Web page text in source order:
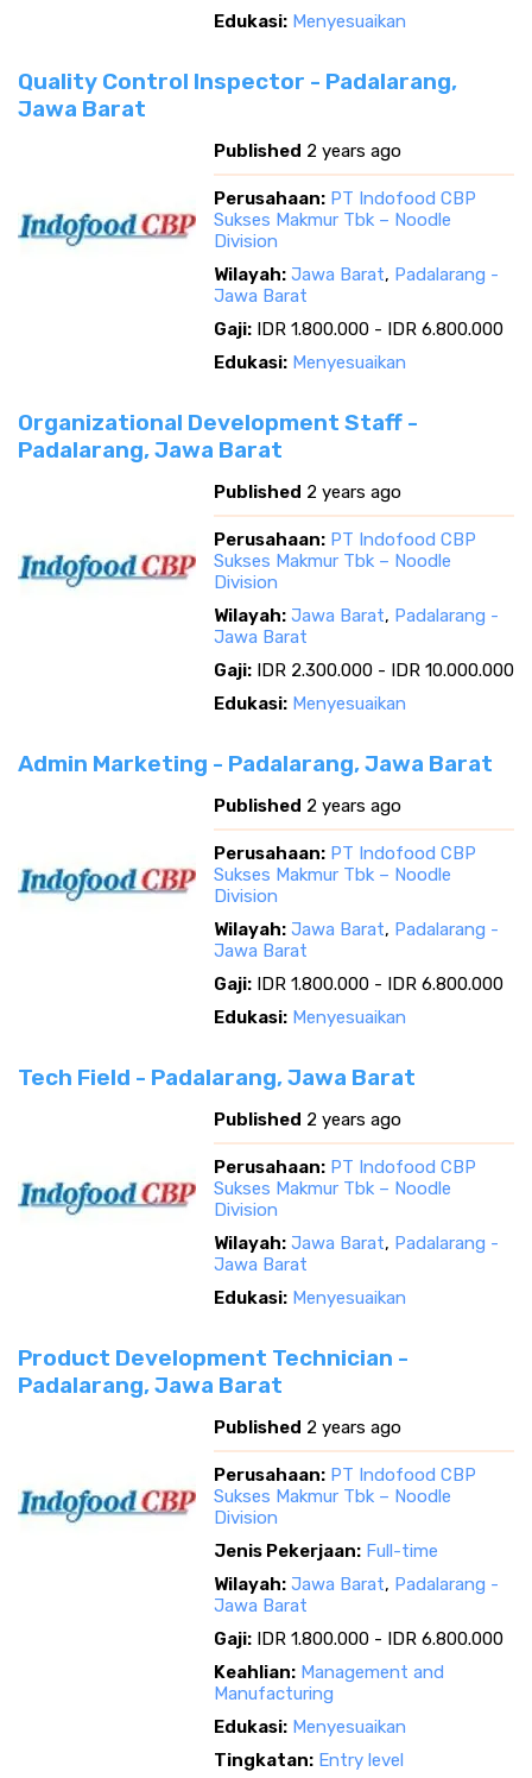
Edukasi: Menyesuaikan
Quality Control Inspector - Padalarang,
Jawa Barat
Published 2 years ago
Perusahaan: PT Indofood CBP
Sukses Makmur Tbk – Noodle
Division
Wilayah: Jawa Barat, Padalarang -
Jawa Barat
Gaji: IDR 1.800.000 - IDR 6.800.000
Edukasi: Menyesuaikan
Organizational Development Staff -
Padalarang, Jawa Barat
Published 2 years ago
Perusahaan: PT Indofood CBP
Sukses Makmur Tbk – Noodle
Division
Wilayah: Jawa Barat, Padalarang -
Jawa Barat
Gaji: IDR 2.300.000 - IDR 10.000.000
Edukasi: Menyesuaikan
Admin Marketing - Padalarang, Jawa Barat
Published 2 years ago
Perusahaan: PT Indofood CBP
Sukses Makmur Tbk – Noodle
Division
Wilayah: Jawa Barat, Padalarang -
Jawa Barat
Gaji: IDR 1.800.000 - IDR 6.800.000
Edukasi: Menyesuaikan
Tech Field - Padalarang, Jawa Barat
Published 2 years ago
Perusahaan: PT Indofood CBP
Sukses Makmur Tbk – Noodle
Division
Wilayah: Jawa Barat, Padalarang -
Jawa Barat
Edukasi: Menyesuaikan
Product Development Technician -
Padalarang, Jawa Barat
Published 2 years ago
Perusahaan: PT Indofood CBP
Sukses Makmur Tbk – Noodle
Division
Jenis Pekerjaan: Full-time
Wilayah: Jawa Barat, Padalarang -
Jawa Barat
Gaji: IDR 1.800.000 - IDR 6.800.000
Keahlian: Management and
Manufacturing
Edukasi: Menyesuaikan
Tingkatan: Entry level